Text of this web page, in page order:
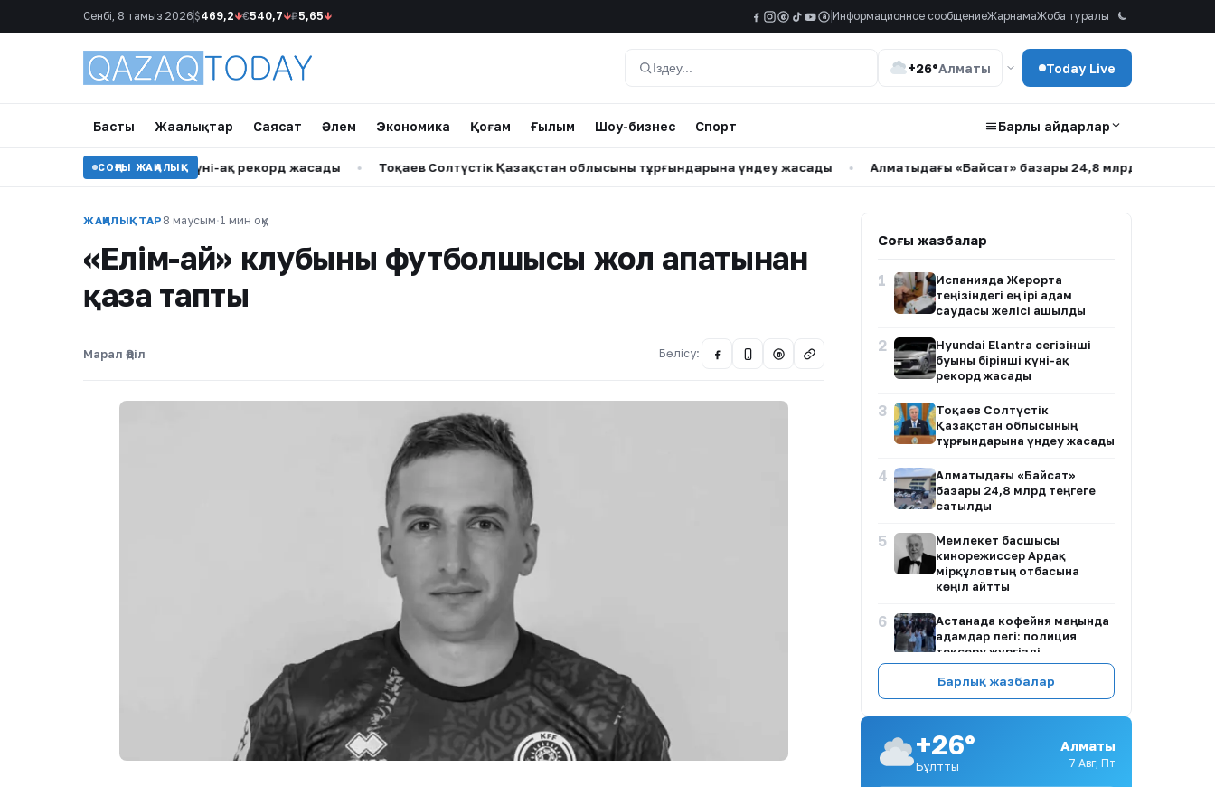
Сенбі, 8 тамыз 2026 $469,2↓€540,7↓₽5,65↓ @ a Информационное сообщениеЖарнамаЖоба туралы
Іздеу
+26°Алматы Today Live
Басты Жаңалықтар Саясат Әлем Экономика Қоғам Ғылым Шоу-бизнес Спорт Барлық айдарлар
СОҢҒЫ ЖАҢАЛЫҚ
буыны бірінші күні-ақ рекорд жасады • Тоқаев Солтүстік Қазақстан облысының тұрғындарына үндеу жасады • Алматыдағы «Байсат» базары 24,8 млрд теңгеге сатылды
ЖАҢАЛЫҚТАР 8 маусым·1 мин оқу
«Елім-ай» клубының футболшысы жол апатынан
қаза тапты
Марал Әділ Бөлісу: @
Соңғы жазбалар
1
Испанияда Жерорта
теңізіндегі ең ірі адам
саудасы желісі ашылды
2
Hyundai Elantra сегізінші
буыны бірінші күні-ақ
рекорд жасады
3
Тоқаев Солтүстік
Қазақстан облысының
тұрғындарына үндеу жасады
4
Алматыдағы «Байсат»
базары 24,8 млрд теңгеге
сатылды
5
Мемлекет басшысы
кинорежиссер Ардақ
Әмірқұловтың отбасына
көңіл айтты
6
Астанада кофейня маңында
адамдар легі: полиция
тексеру жүргізді
2026 жылы білім
гранттарының иегерлері
анықталды: талапкерлердің
8
Қазақстанда 2026-2027 оқу
Барлық жазбалар
+26°
Бұлтты
Алматы
7 Авг, Пт